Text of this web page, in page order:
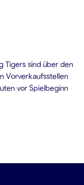
Tigers sind über den
Vorverkaufsstellen
vor Spielbeginn